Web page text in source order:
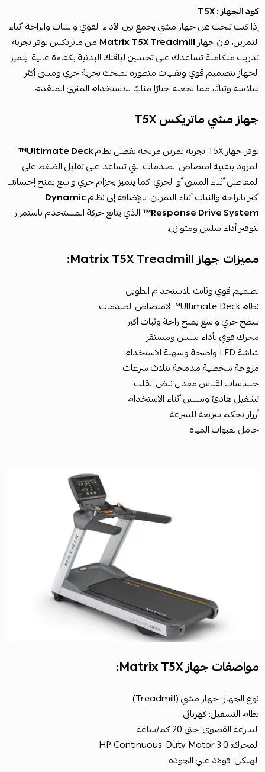
كود الجهاز : T5X
إذا كنت تبحث عن جهاز مشي يجمع بين الأداء القوي والثبات والراحة أثناء
التمرين، فإن جهازMatrix T5X Treadmill من ماتريكس يوفر تجربة
تدريب متكاملة تساعدك على تحسين لياقتك البدنية بكفاءة عالية. يتميز
الجهاز بتصميم قوي وتقنيات متطورة تمنحك تجربة جري ومشي أكثر
سلاسة وثباتًا، مما يجعله خيارًا مثاليًا للاستخدام المنزلي المتقدم.
جهاز مشي ماتريكس T5X
يوفر جهاز T5X تجربة تمرين مريحة بفضل نظام
Ultimate Deck™
المزود بتقنية امتصاص الصدمات التي تساعد على تقليل الضغط على
المفاصل أثناء المشي أو الجري. كما يتميز بحزام جري واسع يمنح إحساسًا
أكبر بالراحة والثبات أثناء التمرين، بالإضافة إلى نظامDynamic
Response Drive System™
الذي يتابع حركة المستخدم باستمرار
لتوفير أداء سلس ومتوازن.
مميزات جهاز Matrix T5X Treadmill:
تصميم قوي وثابت للاستخدام الطويل
نظام Ultimate Deck™ لامتصاص الصدمات
سطح جري واسع يمنح راحة وثبات أكبر
محرك قوي بأداء سلس ومستقر
شاشة LED واضحة وسهلة الاستخدام
مروحة شخصية مدمجة بثلاث سرعات
حساسات لقياس معدل نبض القلب
تشغيل هادئ وسلس أثناء الاستخدام
أزرار تحكم سريعة للسرعة
حامل لعبوات المياه
مواصفات جهاز Matrix T5X:
نوع الجهاز: جهاز مشي (Treadmill)
نظام التشغيل: كهربائي
السرعة القصوى: حتى 20 كم/ساعة
المحرك: 3.0 HP Continuous-Duty Motor
الهيكل: فولاذ عالي الجودة